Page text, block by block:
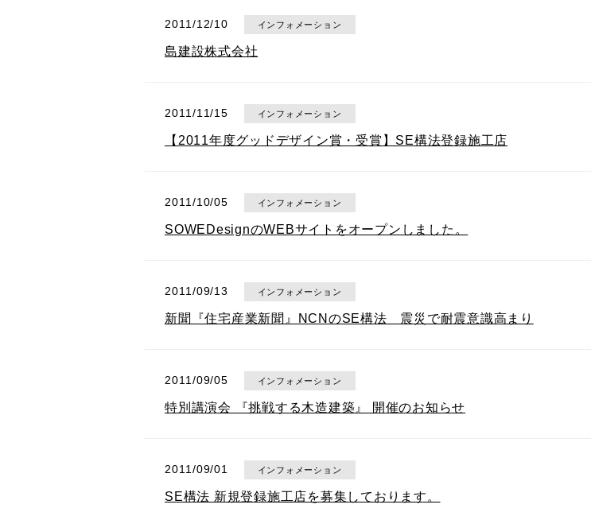
2011/12/10 インフォメーション
島建設株式会社
2011/11/15 インフォメーション
【2011年度グッドデザイン賞・受賞】SE構法登録施工店
2011/10/05 インフォメーション
SOWEDesignのWEBサイトをオープンしました。
2011/09/13 インフォメーション
新聞『住宅産業新聞』NCNのSE構法 震災で耐震意識高まり
2011/09/05 インフォメーション
特別講演会 『挑戦する木造建築』 開催のお知らせ
2011/09/01 インフォメーション
SE構法 新規登録施工店を募集しております。